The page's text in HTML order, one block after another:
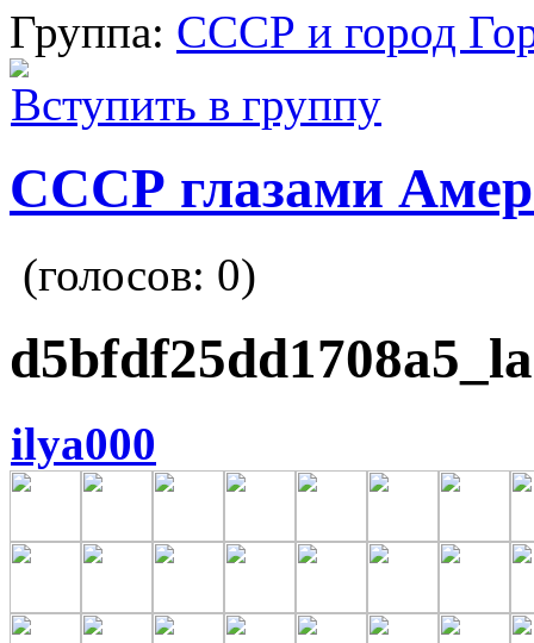
Группа: СССР и город
Вступить в группу
СССР глазами
(голосов: 0)
ilya000